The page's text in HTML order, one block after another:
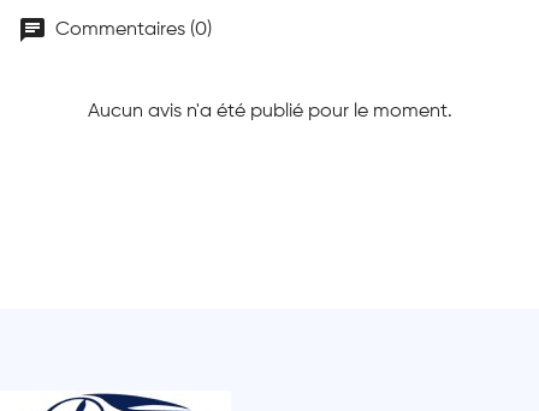
chat Commentaires (0)
Aucun avis n'a été publié pour le moment.